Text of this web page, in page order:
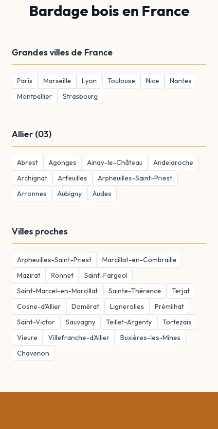
Bardage bois en France
Grandes villes de France
Paris Marseille Lyon Toulouse Nice
Nantes
Montpellier
Strasbourg
Allier (03)
Abrest Agonges Ainay-le-Château
Andelaroche
Archignat
Arfeuilles
Arpheuilles-Saint-Priest
Arronnes
Aubigny Audes
Villes proches
Arpheuilles-Saint-Priest
Marcillat-en-Combraille
Mazirat
Ronnet
Saint-Fargeol
Saint-Marcel-en-Marcillat
Sainte-Thérence
Terjat
Cosne-d'Allier
Domérat Lignerolles
Prémilhat
Saint-Victor
Sauvagny Teillet-Argenty
Tortezais
Vieure
Villefranche-d'Allier
Buxières-les-Mines
Chavenon